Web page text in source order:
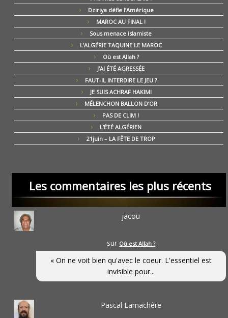
Dziriya défie l’Amérique
MAROC AU FINAL !
Sous menace islamiste
L’ALGÉRIE TAQUINE LE MAROC
Où est Allah ?
J’AI ÉTÉ AGRESSÉE
FAUT-IL INTERDIRE LE JEU ?
JE SUIS ACHRAF HAKIMI
MÉLENCHON BALLON D’OR
PAS DE CLIM !
L’ÉTÉ ALGÉRIEN
21juin – LA FÊTE DE TROP
Les commentaires les plus récents
jacou
sur Où est Allah ?
« On ne voit bien qu'avec le coeur. L'essentiel est
invisible pour...
Pascal Lamachère